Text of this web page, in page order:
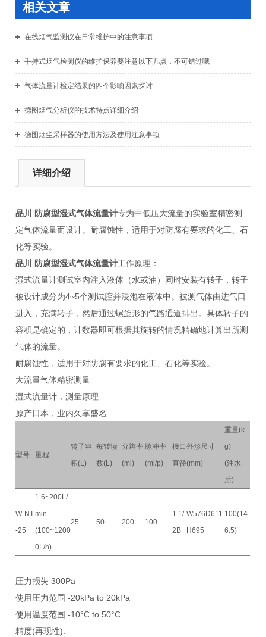
相关文章
在线烟气监测仪在日常维护中的注意事项
手持式烟气检测仪的维护保养要注意以下几点，不可错过哦
气体流量计检定结果的四个影响因素探讨
德图烟气分析仪的技术特点详细介绍
德图烟尘采样器的使用方法及使用注意事项
详细介绍
品川 防腐型湿式气体流量计专为中低压大流量的实验室精密测
定气体流量而设计。耐腐蚀性，适用于对防腐有要求的化工、石
化等实验。
品川 防腐型湿式气体流量计工作原理：
湿式流量计测试室内注入液体（水或油）同时安装有转子，转子
被设计成分为4~5个测试腔并浸泡在液体中。被测气体由进气口
进入，充满转子，然后通过螺旋形的气路通道排出。具体转子的
容积是确定的，计数器即可根据其旋转的情况精确地计算出所测
气体的流量。
耐腐蚀性，适用于对防腐有要求的化工、石化等实验。
大流量气体精密测量
湿式流量计，测量原理
原产日本，业内久享盛名
型号 量程
转子容
积(L)
每转读
数(L)
分辨率
(ml)
脉冲率
(ml/p)
接口
直径
外形尺寸
(mm)
重量(k
g)
(注水
后)
W-NT
-25
1.6~200L/
min
(100~1200
0L/h)
25 50 200 100
1 1/
2B
W576D611
H695
100(14
6.5)
圧力损失 300Pa
使用圧力范围 -20kPa to 20kPa
使用温度范围 -10°C to 50°C
精度(再现性):